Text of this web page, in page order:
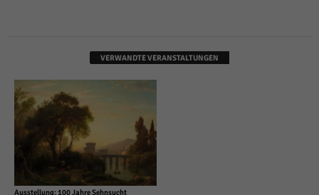
VERWANDTE VERANSTALTUNGEN
Ausstellung: 100 Jahre Sehnsucht